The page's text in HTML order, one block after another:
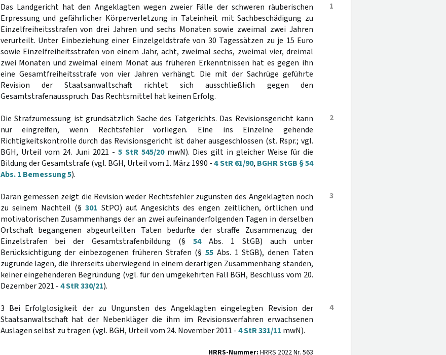
1
Das Landgericht hat den Angeklagten wegen zweier Fälle der schweren räuberischen
Erpressung und gefährlicher Körperverletzung in Tateinheit mit Sachbeschädigung zu
Einzelfreiheitsstrafen von drei Jahren und sechs Monaten sowie zweimal zwei Jahren
verurteilt. Unter Einbeziehung einer Einzelgeldstrafe von 30 Tagessätzen zu je 15 Euro
sowie Einzelfreiheitsstrafen von einem Jahr, acht, zweimal sechs, zweimal vier, dreimal
zwei Monaten und zweimal einem Monat aus früheren Erkenntnissen hat es gegen ihn
eine Gesamtfreiheitsstrafe von vier Jahren verhängt. Die mit der Sachrüge geführte
Revision der Staatsanwaltschaft richtet sich ausschließlich gegen den
Gesamtstrafenausspruch. Das Rechtsmittel hat keinen Erfolg.
2
Die Strafzumessung ist grundsätzlich Sache des Tatgerichts. Das Revisionsgericht kann
nur eingreifen, wenn Rechtsfehler vorliegen. Eine ins Einzelne gehende
Richtigkeitskontrolle durch das Revisionsgericht ist daher ausgeschlossen (st. Rspr.; vgl.
BGH, Urteil vom 24. Juni 2021 -5 StR 545/20mwN). Dies gilt in gleicher Weise für die
Bildung der Gesamtstrafe (vgl. BGH, Urteil vom 1. März 1990 -4 StR 61/90, BGHR StGB § 54
Abs. 1 Bemessung 5).
3
Daran gemessen zeigt die Revision weder Rechtsfehler zugunsten des Angeklagten noch
zu seinem Nachteil (§301 StPO) auf. Angesichts des engen zeitlichen, örtlichen und
motivatorischen Zusammenhangs der an zwei aufeinanderfolgenden Tagen in derselben
Ortschaft begangenen abgeurteilten Taten bedurfte der straffe Zusammenzug der
Einzelstrafen bei der Gesamtstrafenbildung (§54Abs. 1 StGB) auch unter
Berücksichtigung der einbezogenen früheren Strafen (§55 Abs. 1 StGB), denen Taten
zugrunde lagen, die ihrerseits überwiegend in einem derartigen Zusammenhang standen,
keiner eingehenderen Begründung (vgl. für den umgekehrten Fall BGH, Beschluss vom 20.
Dezember 2021 -4 StR 330/21).
4
3 Bei Erfolglosigkeit der zu Ungunsten des Angeklagten eingelegten Revision der
Staatsanwaltschaft hat der Nebenkläger die ihm im Revisionsverfahren erwachsenen
Auslagen selbst zu tragen (vgl. BGH, Urteil vom 24. November 2011 -4 StR 331/11 mwN).
HRRS-Nummer: HRRS 2022 Nr. 563